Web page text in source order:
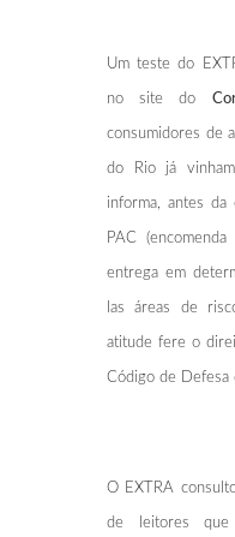
Um teste do
no site do
consumidores de
do Rio já
informa, antes da
PAC
entrega em
las áreas de
atitude fere o
Código de Defesa
O EXTRA
de leitores que